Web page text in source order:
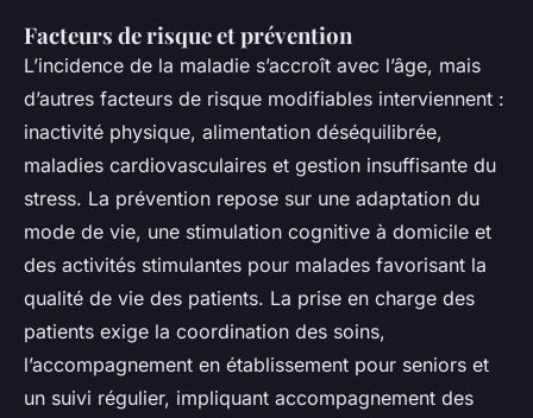
Facteurs de risque et prévention
L’incidence de la maladie s’accroît avec l’âge, mais
d’autres facteurs de risque modifiables interviennent :
inactivité physique, alimentation déséquilibrée,
maladies cardiovasculaires et gestion insuffisante du
stress. La prévention repose sur une adaptation du
mode de vie, une stimulation cognitive à domicile et
des activités stimulantes pour malades favorisant la
qualité de vie des patients. La prise en charge des
patients exige la coordination des soins,
l’accompagnement en établissement pour seniors et
un suivi régulier, impliquant accompagnement des